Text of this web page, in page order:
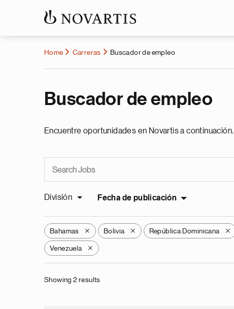
Home Carreras Buscador de empleo
Buscador de empleo
Encuentre oportunidades en Novartis a continuación.
División Fecha de publicación
Bahamas X Bolivia X República Dominicana X
Venezuela X
Showing 2 results